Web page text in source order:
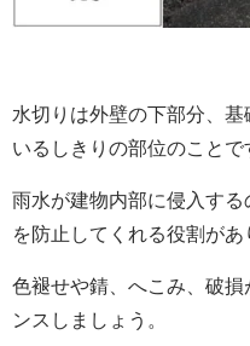
水切り は外壁の下部分、基
いるしきりの部位のことで
雨水が建物内部に侵入す
を防止してくれる役割があ
色褪せや錆、へこみ、破
ンスしましょう。